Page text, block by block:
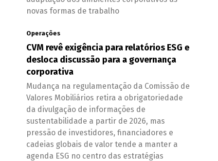
novas formas de trabalho
Operações
CVM revê exigência para relatórios ESG e
desloca discussão para a governança
corporativa
Mudança na regulamentação da Comissão de
Valores Mobiliários retira a obrigatoriedade
da divulgação de informações de
sustentabilidade a partir de 2026, mas
pressão de investidores, financiadores e
cadeias globais de valor tende a manter a
agenda ESG no centro das estratégias